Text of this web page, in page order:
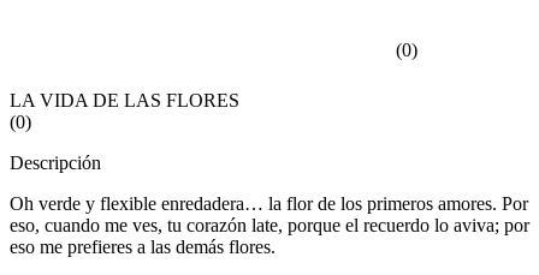
(0)
LA VIDA DE LAS FLORES
(0)
Descripción
Oh verde y flexible enredadera… la flor de los primeros amores. Por
eso, cuando me ves, tu corazón late, porque el recuerdo lo aviva; por
eso me prefieres a las demás flores.